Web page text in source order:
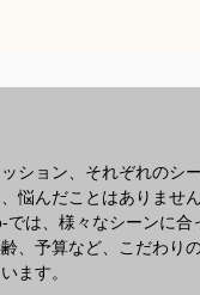
ション、それぞれのシ
悩んだことはありませ
では、様々なシーンに合
、予算など、こだわり
ます。